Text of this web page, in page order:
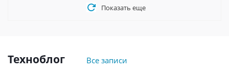
Показать еще
Техноблог Все записи